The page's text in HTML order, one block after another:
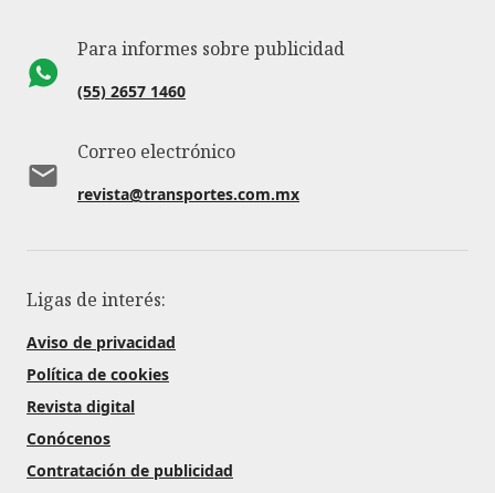
Para informes sobre publicidad
(55) 2657 1460
Correo electrónico
revista@transportes.com.mx
Ligas de interés:
Aviso de privacidad
Política de cookies
Revista digital
Conócenos
Contratación de publicidad